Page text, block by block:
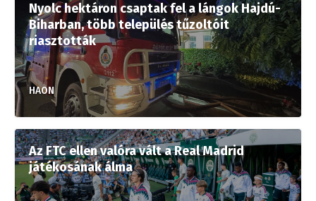
Nyolc hektáron csaptak fel a lángok Hajdú-
Biharban, több település tűzoltóit
riasztották
HAON
Az FTC ellen valóra vált a Real Madrid
játékosának álma